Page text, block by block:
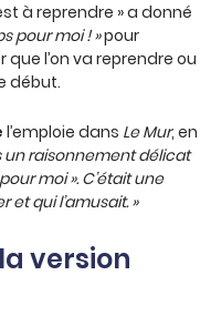
à reprendre » a donné
pour moi ! »pour
l’on va reprendre ou
début.
l’emploie dans Le Mur, en
un raisonnement délicat
moi ». C’était une
et qui l’amusait. »
version